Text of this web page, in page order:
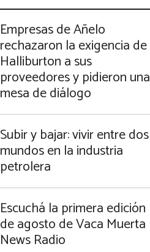
Empresas de Añelo
rechazaron la exigencia de
Halliburton a sus
proveedores y pidieron una
mesa de diálogo
Subir y bajar: vivir entre dos
mundos en la industria
petrolera
Escuchá la primera edición
de agosto de Vaca Muerta
News Radio